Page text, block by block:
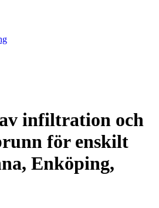
infiltration och
för enskilt
Enköping,